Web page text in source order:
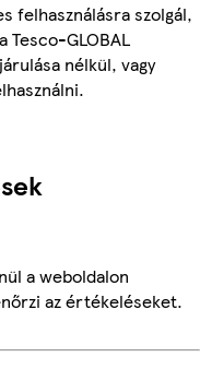
felhasználásra szolgál,
Tesco-GLOBAL
nélkül, vagy
a weboldalon
az értékeléseket.